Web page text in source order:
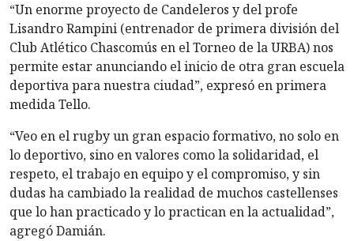
“Un enorme proyecto de Candeleros y del profe
Lisandro Rampini (entrenador de primera división del
Club Atlético Chascomús en el Torneo de la URBA) nos
permite estar anunciando el inicio de otra gran escuela
deportiva para nuestra ciudad”, expresó en primera
medida Tello.
“Veo en el rugby un gran espacio formativo, no solo en
lo deportivo, sino en valores como la solidaridad, el
respeto, el trabajo en equipo y el compromiso, y sin
dudas ha cambiado la realidad de muchos castellenses
que lo han practicado y lo practican en la actualidad”,
agregó Damián.